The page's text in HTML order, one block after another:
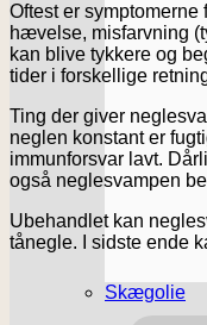
Skægolie
Oftest er
hævelse, misfarvning
kan blive tykkere og
tider i forskellige
Ting der giver
neglen konstant er
immunforsvar lavt.
også neglesvampen
Ubehandlet kan
tånegle. I sidste ende